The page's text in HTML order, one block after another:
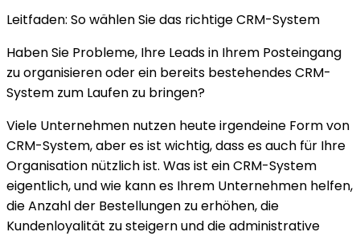
Leitfaden: So wählen Sie das richtige CRM-System
Haben Sie Probleme, Ihre Leads in Ihrem Posteingang
zu organisieren oder ein bereits bestehendes CRM-
System zum Laufen zu bringen?
Viele Unternehmen nutzen heute irgendeine Form von
CRM-System, aber es ist wichtig, dass es auch für Ihre
Organisation nützlich ist. Was ist ein CRM-System
eigentlich, und wie kann es Ihrem Unternehmen helfen,
die Anzahl der Bestellungen zu erhöhen, die
Kundenloyalität zu steigern und die administrative